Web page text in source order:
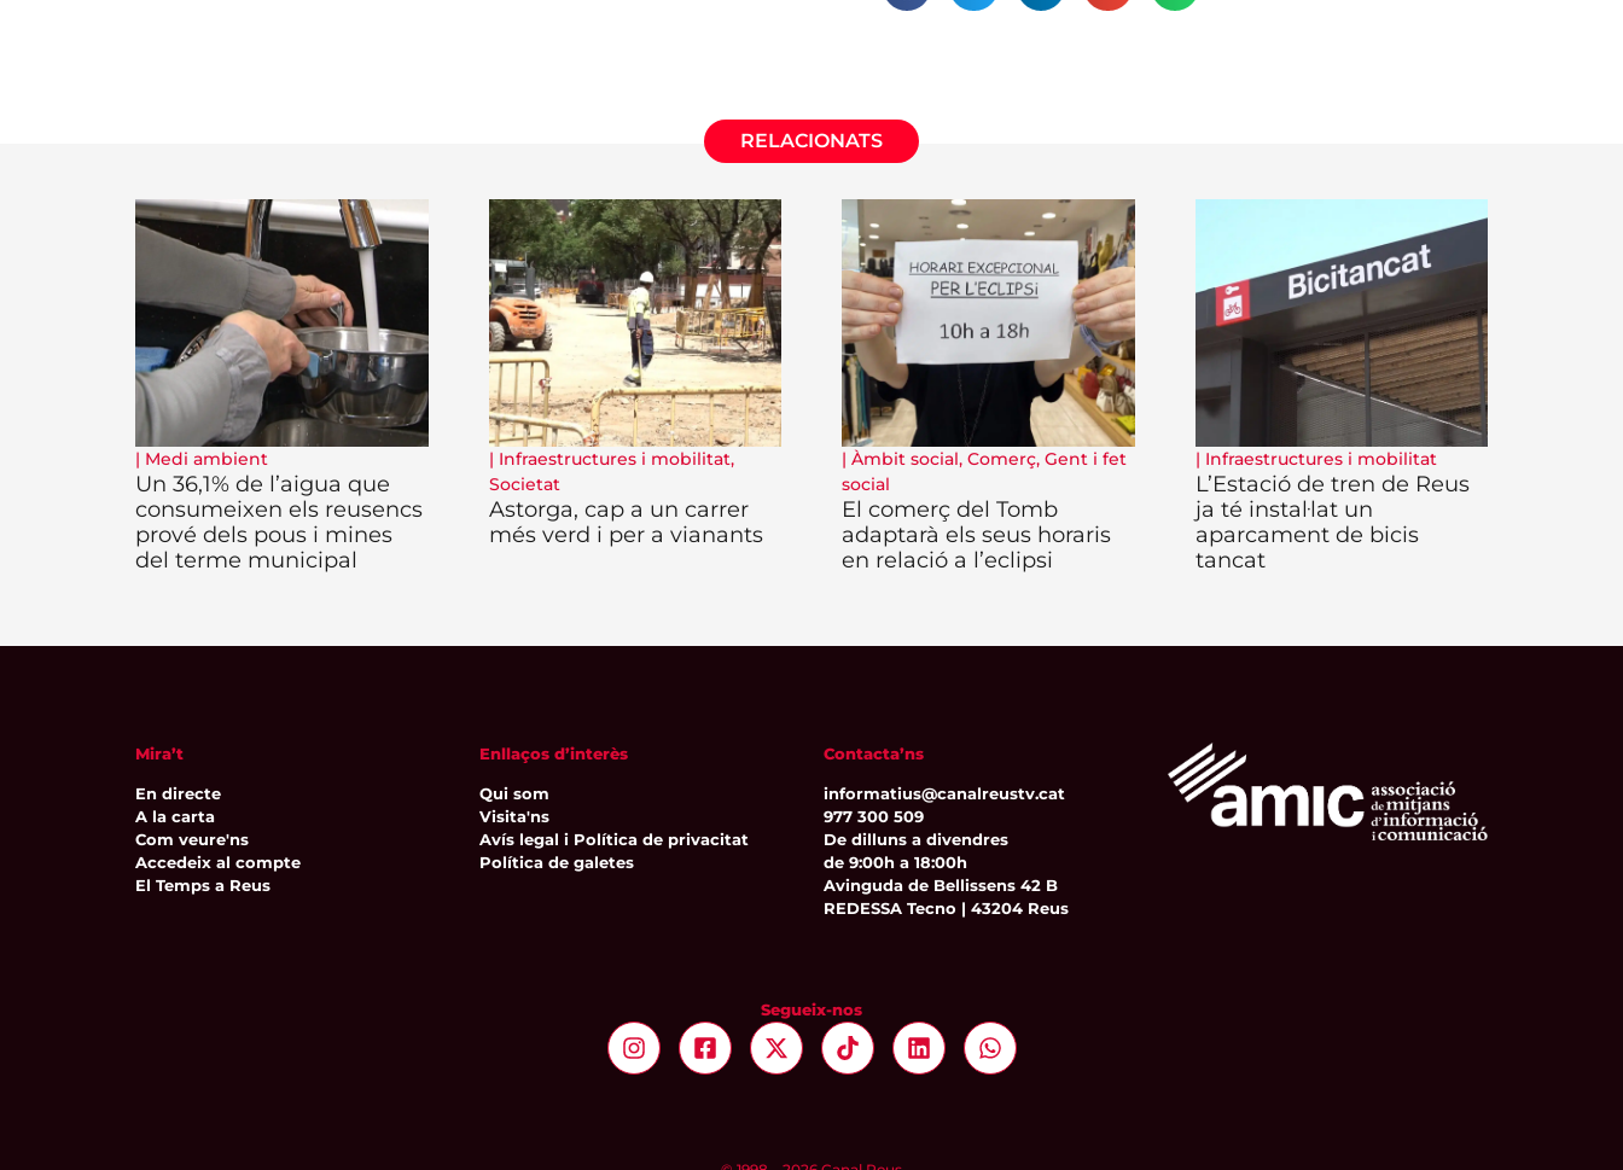
RELACIONATS
| Medi ambient
Un 36,1% de l’aigua que
consumeixen els reusencs
prové dels pous i mines
del terme municipal
| Infraestructures i mobilitat,
Societat
Astorga, cap a un carrer
més verd i per a vianants
| Àmbit social, Comerç, Gent i fet
social
El comerç del Tomb
adaptarà els seus horaris
en relació a l’eclipsi
| Infraestructures i mobilitat
L’Estació de tren de Reus
ja té instal·lat un
aparcament de bicis
tancat
Mira’t
En directe
A la carta
Com veure'ns
Accedeix al compte
El Temps a Reus
Enllaços d’interès
Qui som
Visita'ns
Avís legal i Política de privacitat
Política de galetes
Contacta’ns
informatius@canalreustv.cat
977 300 509
De dilluns a divendres
de 9:00h a 18:00h
Avinguda de Bellissens 42 B
REDESSA Tecno | 43204 Reus
Segueix-nos